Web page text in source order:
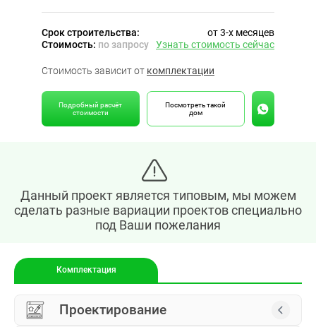
Срок строительства:
от 3-х месяцев
Стоимость: по запросу Узнать стоимость сейчас
Стоимость зависит от комплектации
Подробный расчёт
стоимости
Посмотреть такой
дом
Данный проект является типовым, мы можем
сделать разные вариации проектов специально
под Ваши пожелания
Характеристики
Комплектация
Проектирование